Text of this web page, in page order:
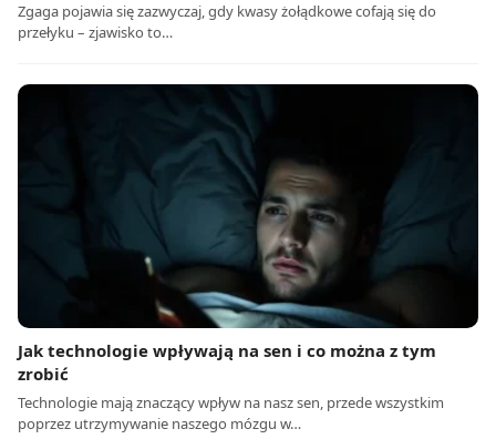
Zgaga pojawia się zazwyczaj, gdy kwasy żołądkowe cofają się do
przełyku – zjawisko to…
Jak technologie wpływają na sen i co można z tym
zrobić
Technologie mają znaczący wpływ na nasz sen, przede wszystkim
poprzez utrzymywanie naszego mózgu w…